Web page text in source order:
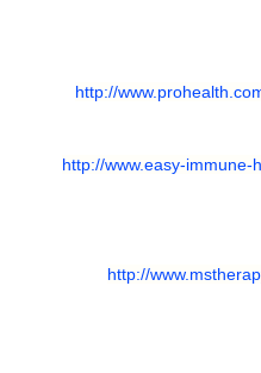
http://
http://www.easy-
http://